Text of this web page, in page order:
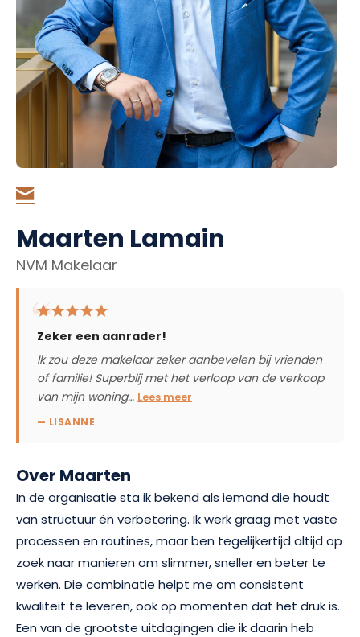
Maarten Lamain
NVM Makelaar
Zeker een aanrader!
Ik zou deze makelaar zeker aanbevelen bij vrienden
of familie! Superblij met het verloop van de verkoop
van mijn woning… Lees meer
— LISANNE
Over Maarten
In de organisatie sta ik bekend als iemand die houdt
van structuur én verbetering. Ik werk graag met vaste
processen en routines, maar ben tegelijkertijd altijd op
zoek naar manieren om slimmer, sneller en beter te
werken. Die combinatie helpt me om consistent
kwaliteit te leveren, ook op momenten dat het druk is.
Een van de grootste uitdagingen die ik daarin heb